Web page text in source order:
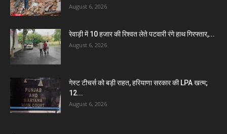
August 6, 2026
रेवाड़ी में 10 हजार की रिश्वत लेते पटवारी रंगे हाथ गिरफ्तार,...
August 6, 2026
गेस्ट टीचर्स को बड़ी राहत, हरियाणा सरकार की LPA खत्म;
12...
August 6, 2026